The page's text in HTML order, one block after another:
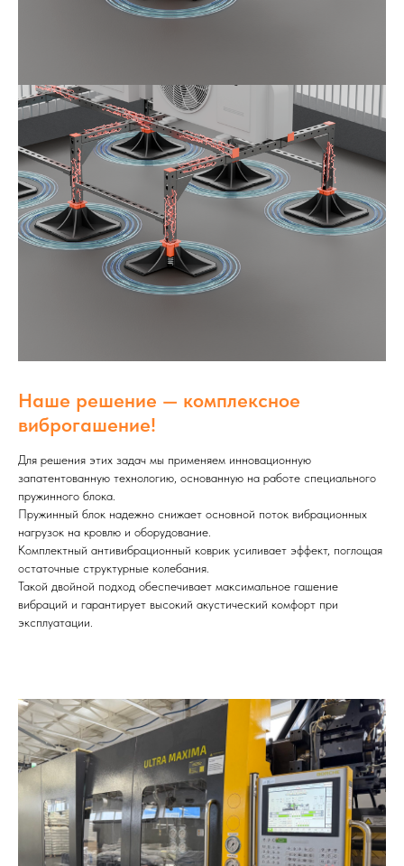
Наше решение — комплексное
виброгашение!
Для решения этих задач мы применяем инновационную
запатентованную технологию, основанную на работе специального
пружинного блока.
Пружинный блок надежно снижает основной поток вибрационных
нагрузок на кровлю и оборудование.
Комплектный антивибрационный коврик усиливает эффект, поглощая
остаточные структурные колебания.
Такой двойной подход обеспечивает максимальное гашение
вибраций и гарантирует высокий акустический комфорт при
эксплуатации.